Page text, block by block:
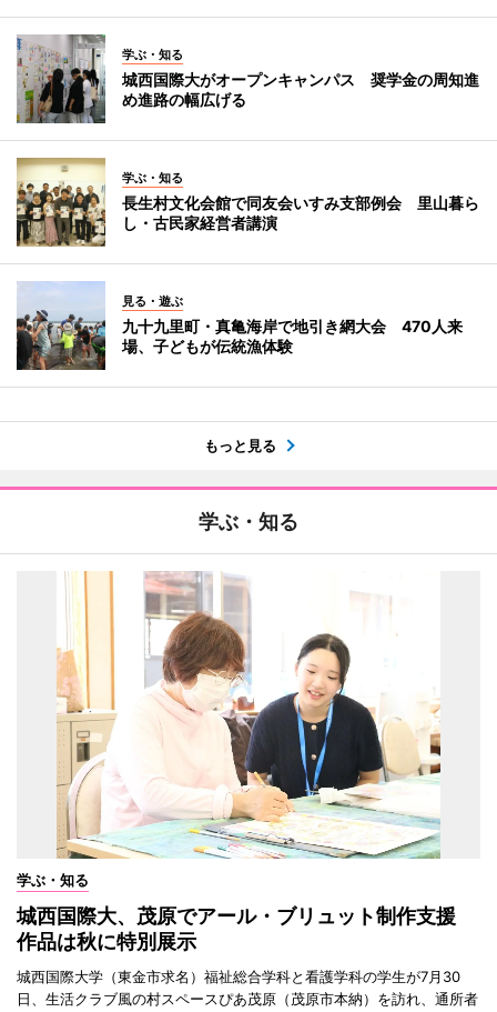
学ぶ・知る
城西国際大がオープンキャンパス 奨学金の周知進
め進路の幅広げる
学ぶ・知る
長生村文化会館で同友会いすみ支部例会 里山暮ら
し・古民家経営者講演
見る・遊ぶ
九十九里町・真亀海岸で地引き網大会 470人来
場、子どもが伝統漁体験
もっと見る
学ぶ・知る
学ぶ・知る
城西国際大、茂原でアール・ブリュット制作支援
作品は秋に特別展示
城西国際大学（東金市求名）福祉総合学科と看護学科の学生が7月30
日、生活クラブ風の村スペースぴあ茂原（茂原市本納）を訪れ、通所者